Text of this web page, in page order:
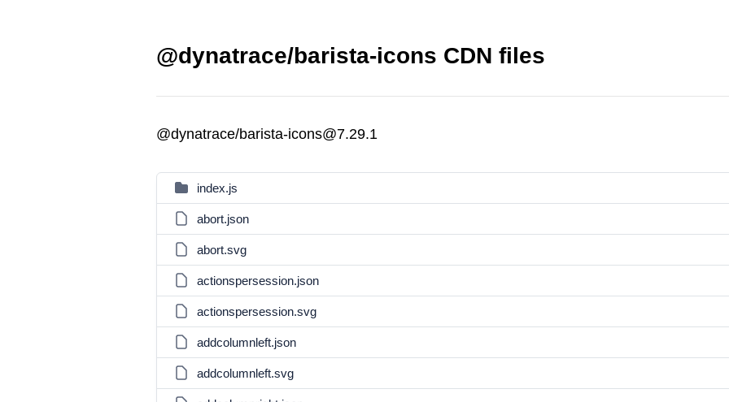
@dynatrace/barista-icons CDN files
@dynatrace/barista-icons@7.29.1
index.js
abort.json
abort.svg
actionspersession.json
actionspersession.svg
addcolumnleft.json
addcolumnleft.svg